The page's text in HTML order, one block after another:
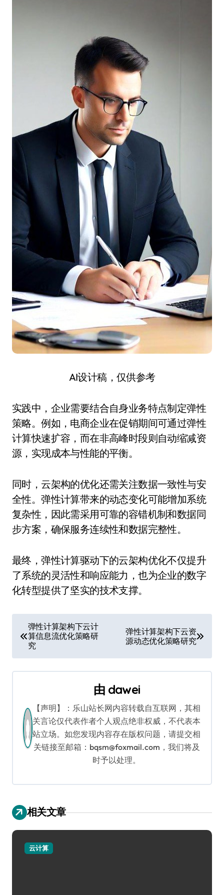
AI设计稿，仅供参考
实践中，企业需要结合自身业务特点制定弹性
策略。例如，电商企业在促销期间可通过弹性
计算快速扩容，而在非高峰时段则自动缩减资
源，实现成本与性能的平衡。
同时，云架构的优化还需关注数据一致性与安
全性。弹性计算带来的动态变化可能增加系统
复杂性，因此需采用可靠的容错机制和数据同
步方案，确保服务连续性和数据完整性。
最终，弹性计算驱动下的云架构优化不仅提升
了系统的灵活性和响应能力，也为企业的数字
化转型提供了坚实的技术支撑。
章
导
弹性计算架构下云计
算信息流优化策略研
究
弹性计算架构下云资
源动态优化策略研究
由 dawei
【声明】：乐山站长网内容转载自互联网，其相
关言论仅代表作者个人观点绝非权威，不代表本
站立场。如您发现内容存在版权问题，请提交相
关链接至邮箱：bqsm@foxmail.com，我们将及
时予以处理。
相关文章
云计算